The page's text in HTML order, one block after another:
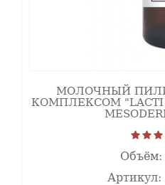
МОЛОЧНЫЙ
КОМПЛЕКСОМ "LACTI
Объём:
Артикул: